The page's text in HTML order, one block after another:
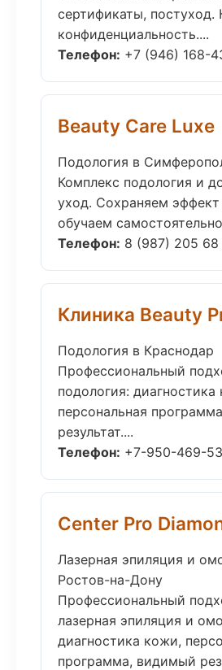
сертификаты, постуход.
конфиденциальность....
Телефон: +7 (946) 168-
Beauty Care Luxe
Подология в
Комплекс подология и
уход. Сохраняем эффект
обучаем
Телефон: 8 (987) 205 68
Клиника Beauty
Подология в Краснодар
Профессиональный
подология: диагностика
персональная
результат....
Телефон: +7-950-469-
Center Pro
Лазерная эпиляция и
Ростов-на-Дону
Профессиональный
лазерная эпиляция и
диагностика кожи,
программа, видимый